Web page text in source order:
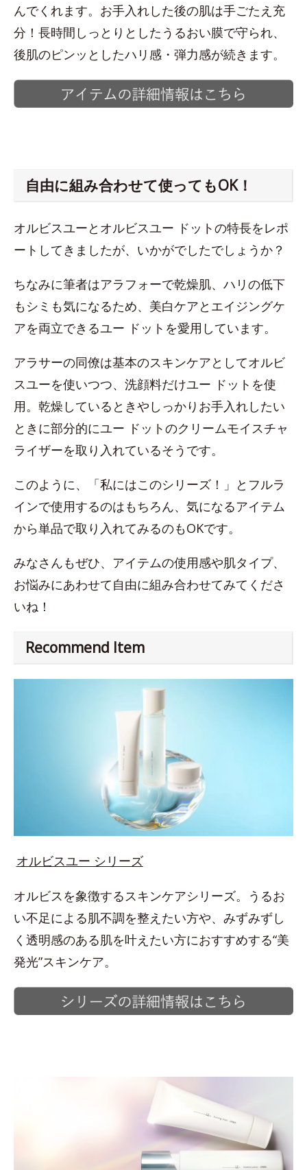
んでくれます。お手入れした後の肌は手ごたえ充
分！長時間しっとりとしたうるおい膜で守られ、
後肌のピンッとしたハリ感・弾力感が続きます。
自由に組み合わせて使ってもOK！
オルビスユーとオルビスユー ドットの特長をレポ
ートしてきましたが、いかがでしたでしょうか？
ちなみに筆者はアラフォーで乾燥肌、ハリの低下
もシミも気になるため、美白ケアとエイジングケ
アを両立できるユー ドットを愛用しています。
アラサーの同僚は基本のスキンケアとしてオルビ
スユーを使いつつ、洗顔料だけユー ドットを使
用。乾燥しているときやしっかりお手入れしたい
ときに部分的にユー ドットのクリームモイスチャ
ライザーを取り入れているそうです。
このように、「私にはこのシリーズ！」とフルラ
インで使用するのはもちろん、気になるアイテム
から単品で取り入れてみるのもOKです。
みなさんもぜひ、アイテムの使用感や肌タイプ、
お悩みにあわせて自由に組み合わせてみてくださ
いね！
Recommend Item
オルビスユー シリーズ
オルビスを象徴するスキンケアシリーズ。うるお
い不足による肌不調を整えたい方や、みずみずし
く透明感のある肌を叶えたい方におすすめする“美
発光”スキンケア。